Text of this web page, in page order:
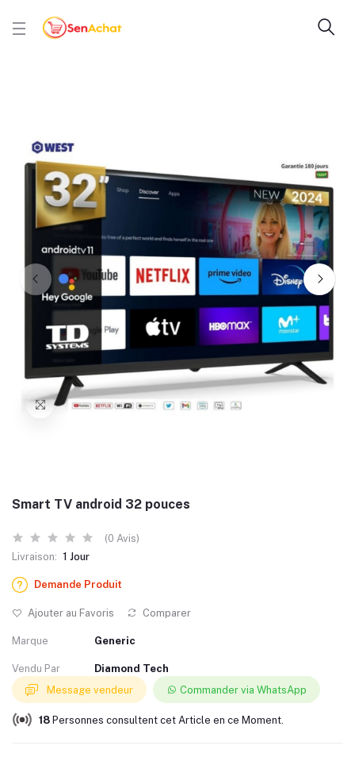
Smart TV android 32 pouces
(0 Avis)
Livraison: 1 Jour
Demande Produit
Ajouter au Favoris Comparer
Marque Generic
Vendu Par
Diamond Tech
Message vendeur
Commander via WhatsApp
18 Personnes consultent cet Article en ce Moment.